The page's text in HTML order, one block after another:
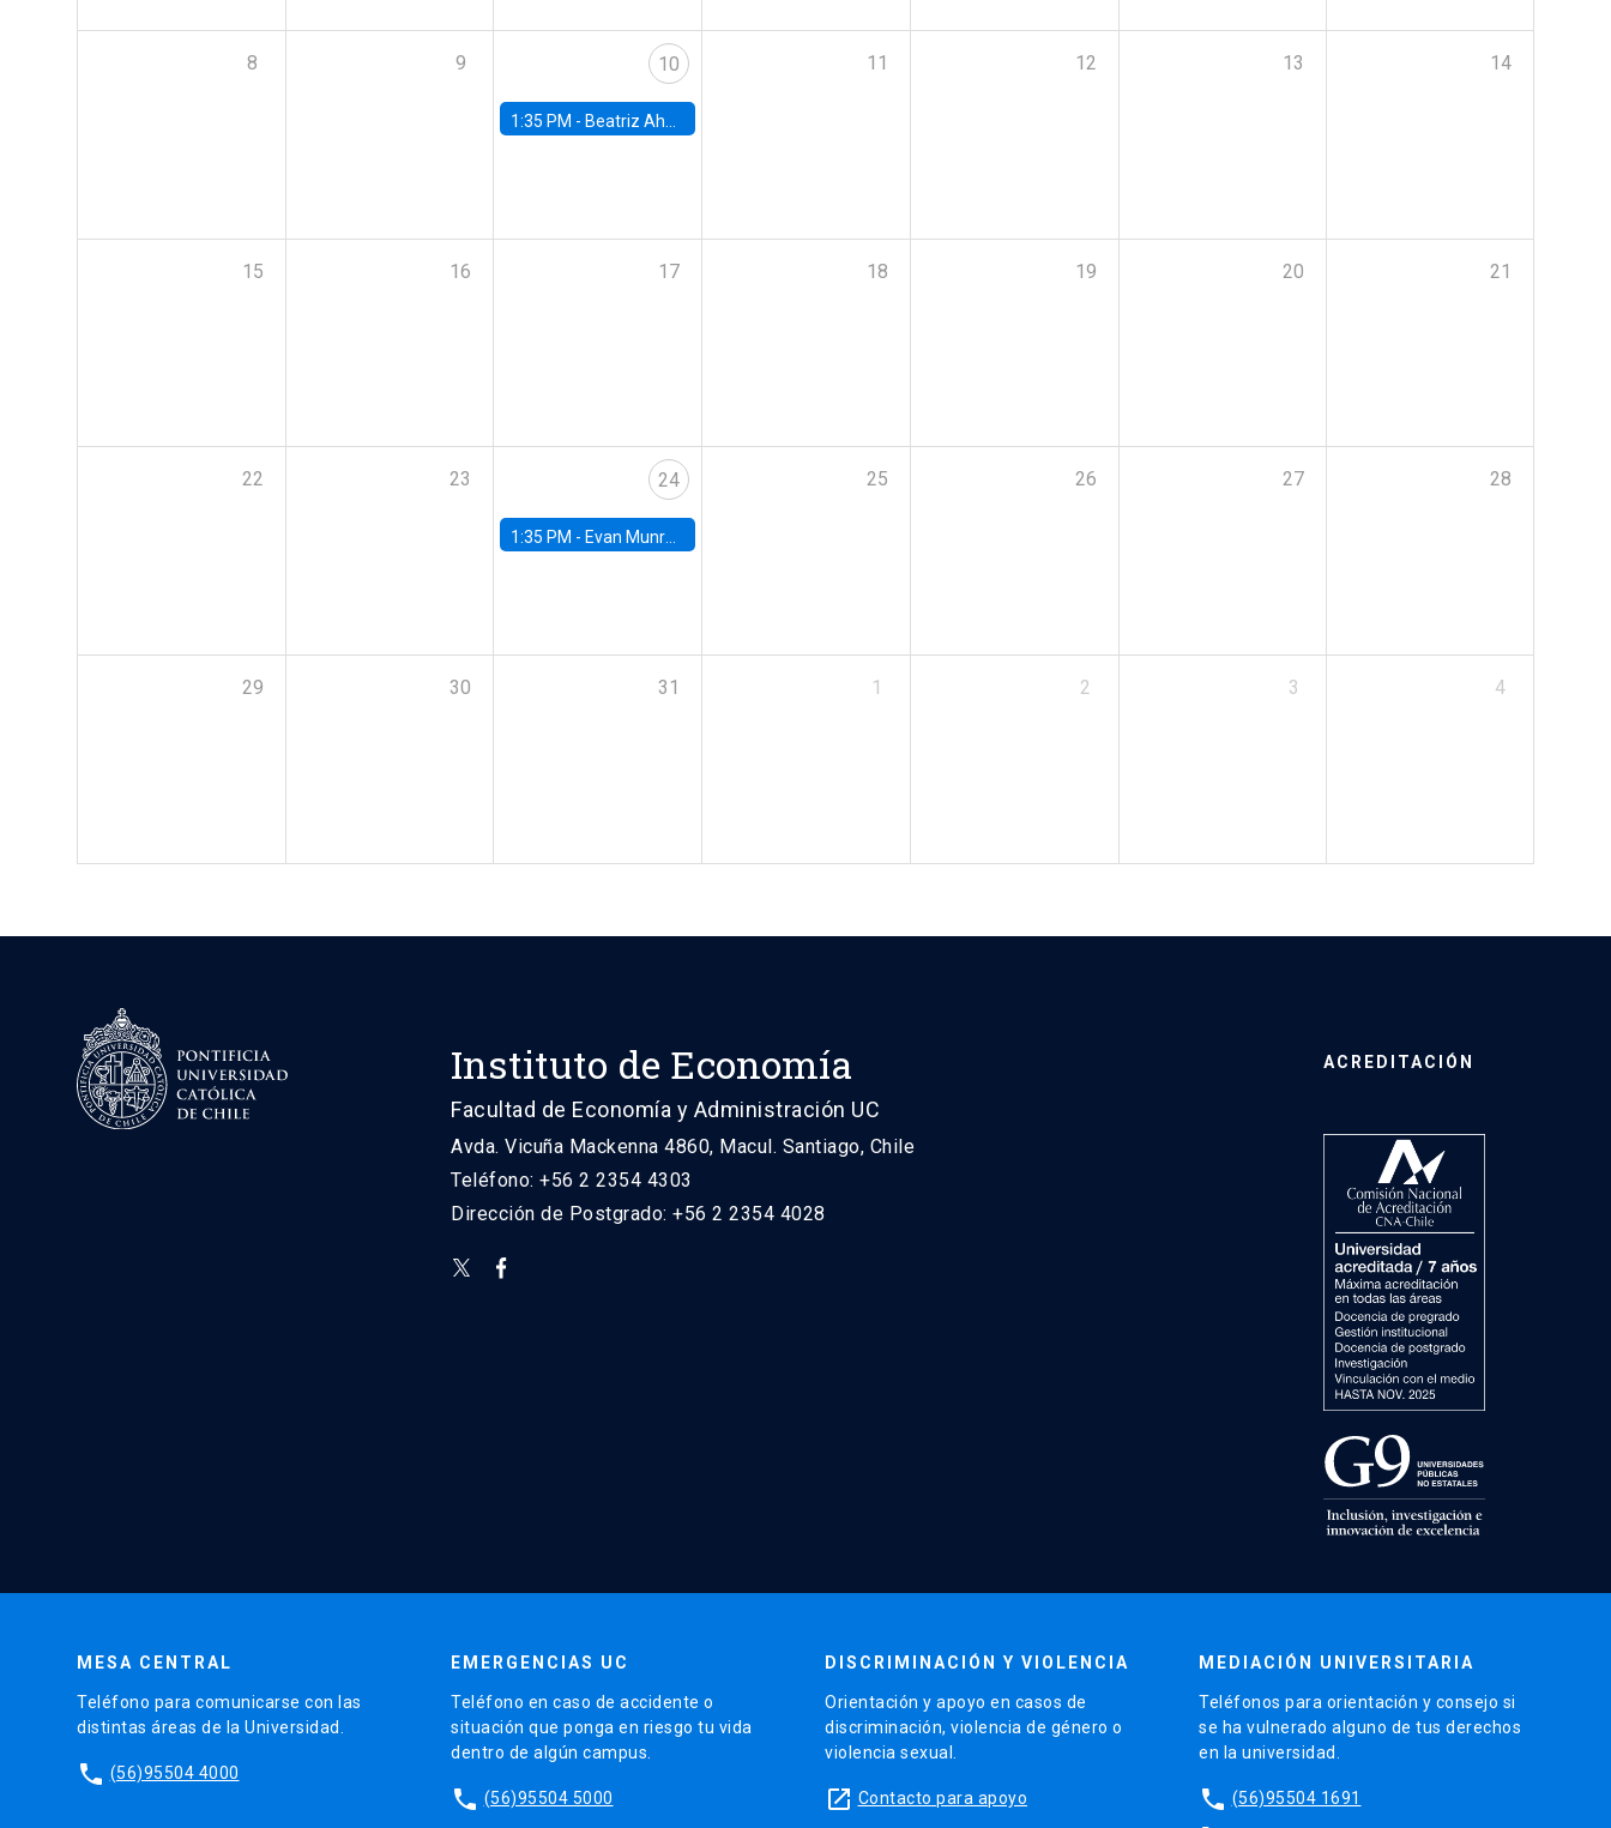
8 9 10
1:35 PM - Beatriz Ahumada, PhD candidate, Universidad de Pittsburgh
11 12 13 14
15 16 17 18 19 20 21
22 23 24
1:35 PM - Evan Munro, Neyman Visiting Assistant Professor in the Department of Statistics at UC Berkeley
25 26 27 28
29 30 31 1 2 3 4
Instituto de Economía
Facultad de Economía y Administración UC
Avda. Vicuña Mackenna 4860, Macul. Santiago, Chile
Teléfono: +56 2 2354 4303
Dirección de Postgrado: +56 2 2354 4028
ACREDITACIÓN
MESA CENTRAL
Teléfono para comunicarse con las
distintas áreas de la Universidad.
phone (56)95504 4000
EMERGENCIAS UC
Teléfono en caso de accidente o
situación que ponga en riesgo tu vida
dentro de algún campus.
phone (56)95504 5000
DISCRIMINACIÓN Y VIOLENCIA
Orientación y apoyo en casos de
discriminación, violencia de género o
violencia sexual.
launch Contacto para apoyo
MEDIACIÓN UNIVERSITARIA
Teléfonos para orientación y consejo si
se ha vulnerado alguno de tus derechos
en la universidad.
phone (56)95504 1691